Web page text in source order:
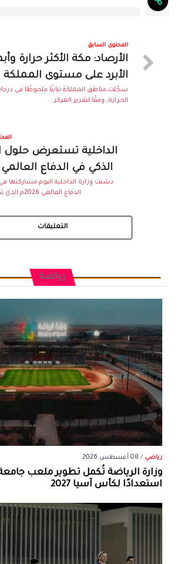
المحتوى السابق
الأرصاد: مكة الأكثر حرارة
الأبرد على مستوى المملكة
سجّلت مناطق المملكة تباينًا ملحوظًا في
الحرارة، وفقًا لتقرير المركز...
الداخلية تستعرض حلول
الذكي في الدفاع العالمي 2026
دشنت وزارة الداخلية اليوم مشاركتها
الدفاع العالمي 2026م الذي تحتضنه...
التعليقات
رياضة
رياضي / 08 أغسطس 2026
وزارة الرياضة تُكمل تطوير ملعب جامعة
استعدادًا لكأس آسيا 2027